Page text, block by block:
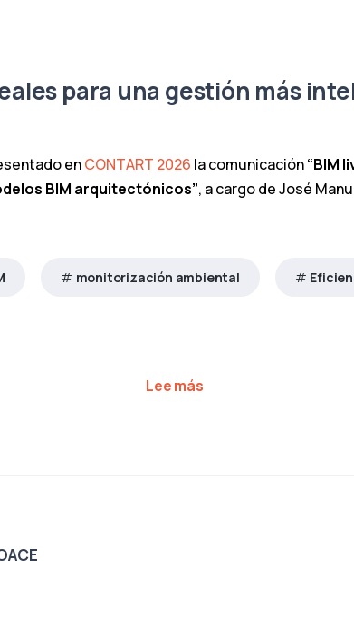
para una gestión más
enCONTART 2026 la comunicación“BIM
BIM arquitectónicos”, a cargo de José
monitorización ambiental
Lee mássobre Feenert